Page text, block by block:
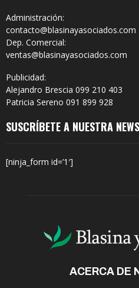
Administración:
contacto@blasinayasociados.com
Dep. Comercial:
ventas@blasinayasociados.com
Publicidad:
Alejandro Brescia 099 210 403
Patricia Sereno 091 899 928
SUSCRÍBETE A NUESTRA
[ninja_form id=’1′]
ACERCA DE